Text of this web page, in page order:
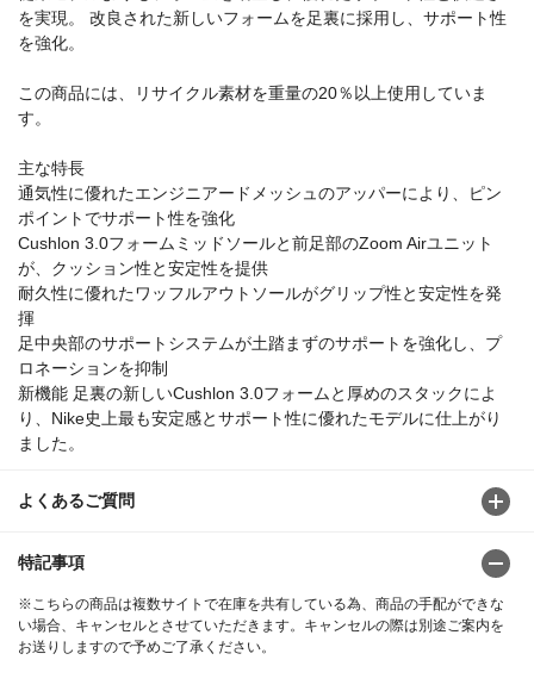
を実現。 改良された新しいフォームを足裏に採用し、サポート性
を強化。
この商品には、リサイクル素材を重量の20％以上使用していま
す。
主な特長
通気性に優れたエンジニアードメッシュのアッパーにより、ピン
ポイントでサポート性を強化
Cushlon 3.0フォームミッドソールと前足部のZoom Airユニット
が、クッション性と安定性を提供
耐久性に優れたワッフルアウトソールがグリップ性と安定性を発
揮
足中央部のサポートシステムが土踏まずのサポートを強化し、プ
ロネーションを抑制
新機能 足裏の新しいCushlon 3.0フォームと厚めのスタックによ
り、Nike史上最も安定感とサポート性に優れたモデルに仕上がり
ました。
よくあるご質問
特記事項
※こちらの商品は複数サイトで在庫を共有している為、商品の手配ができな
い場合、キャンセルとさせていただきます。キャンセルの際は別途ご案内を
お送りしますので予めご了承ください。